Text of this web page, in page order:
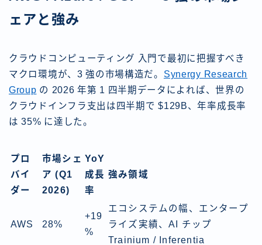
ェアと強み
クラウドコンピューティング 入門で最初に把握すべき
マクロ環境が、3 強の市場構造だ。 Synergy Research
Group の 2026 年第 1 四半期データによれば、世界の
クラウドインフラ支出は四半期で $129B、年率成長率
は 35% に達した。
プロ
バイ
ダー
市場シェ
ア (Q1
2026)
YoY
成長
率
強み領域
AWS 28%
+19
%
エコシステムの幅、エンタープ
ライズ実績、AI チップ
Trainium / Inferentia